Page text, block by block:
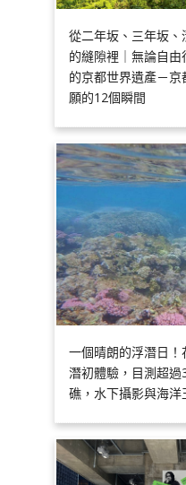
從二年坂、三年坂
的縫隙裡｜無論自
的京都世界遺產－
願的12個瞬間
一個晴朗的浮潛日
潛初體驗，目測超
礁，水下攝影與海